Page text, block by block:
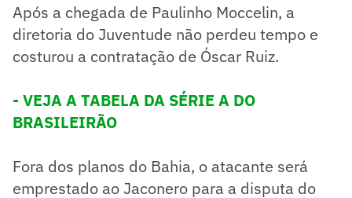
Após a chegada de Paulinho Moccelin, a
diretoria do Juventude não perdeu tempo e
costurou a contratação de Óscar Ruiz.
- VEJA A TABELA DA SÉRIE A DO
BRASILEIRÃO
Fora dos planos do Bahia, o atacante será
emprestado ao Jaconero para a disputa do